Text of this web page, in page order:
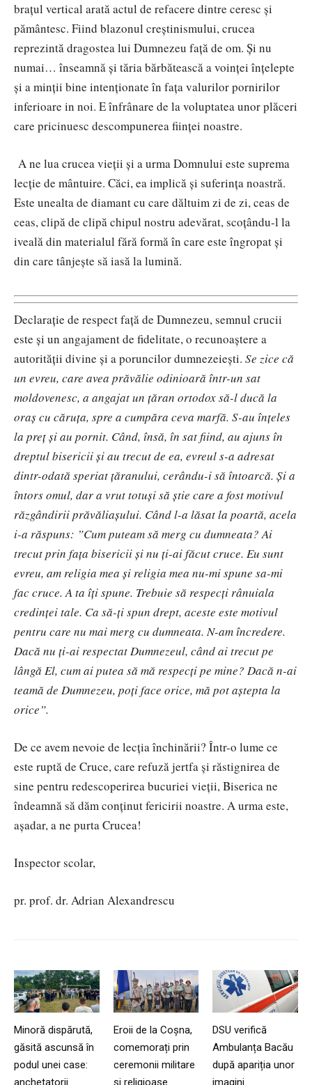
brațul vertical arată actul de refacere dintre ceresc și
pământesc. Fiind blazonul creștinismului, crucea
reprezintă dragostea lui Dumnezeu față de om. Și nu
numai… înseamnă și tăria bărbătească a voinței înțelepte
și a minții bine intenționate în fața valurilor pornirilor
inferioare in noi. E înfrânare de la voluptatea unor plăceri
care pricinuesc descompunerea ființei noastre.
A ne lua crucea vieții și a urma Domnului este suprema
lecție de mântuire. Căci, ea implică și suferința noastră.
Este unealta de diamant cu care dăltuim zi de zi, ceas de
ceas, clipă de clipă chipul nostru adevărat, scoțându-l la
iveală din materialul fără formă în care este îngropat și
din care tânjește să iasă la lumină.
Declarație de respect față de Dumnezeu, semnul crucii
este și un angajament de fidelitate, o recunoaștere a
autorității divine și a poruncilor dumnezeiești. Se zice că
un evreu, care avea prăvălie odinioară într-un sat
moldovenesc, a angajat un țăran ortodox să-l ducă la
oraș cu căruța, spre a cumpăra ceva marfă. S-au înțeles
la preț și au pornit. Când, însă, în sat fiind, au ajuns în
dreptul bisericii și au trecut de ea, evreul s-a adresat
dintr-odată speriat țăranului, cerându-i să întoarcă. Și a
întors omul, dar a vrut totuși să știe care a fost motivul
răzgândirii prăvăliașului. Când l-a lăsat la poartă, acela
i-a răspuns: ”Cum puteam să merg cu dumneata? Ai
trecut prin fața bisericii și nu ți-ai făcut cruce. Eu sunt
evreu, am religia mea și religia mea nu-mi spune sa-mi
fac cruce. A ta îți spune. Trebuie să respecți rânuiala
credinței tale. Ca să-ți spun drept, aceste este motivul
pentru care nu mai merg cu dumneata. N-am încredere.
Dacă nu ți-ai respectat Dumnezeul, când ai trecut pe
lângă El, cum ai putea să mă respecți pe mine? Dacă n-ai
teamă de Dumnezeu, poți face orice, mă pot aștepta la
orice”.
De ce avem nevoie de lecția închinării? Într-o lume ce
este ruptă de Cruce, care refuză jertfa și răstignirea de
sine pentru redescoperirea bucuriei vieții, Biserica ne
îndeamnă să dăm conținut fericirii noastre. A urma este,
așadar, a ne purta Crucea!
Inspector scolar,
pr. prof. dr. Adrian Alexandrescu
Minoră dispărută,
găsită ascunsă în
podul unei case:
anchetatorii
Eroii de la Coșna,
comemorați prin
ceremonii militare
și religioase
DSU verifică
Ambulanța Bacău
după apariția unor
imagini